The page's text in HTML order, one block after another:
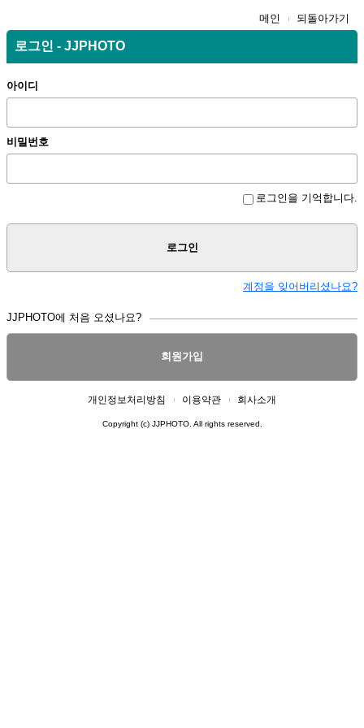
메인 되돌아가기
로그인 - JJPHOTO
아이디
비밀번호
로그인을 기억합니다.
로그인
계정을 잊어버리셨나요?
JJPHOTO에 처음 오셨나요?
회원가입
개인정보처리방침 이용약관 회사소개
Copyright (c) JJPHOTO. All rights reserved.